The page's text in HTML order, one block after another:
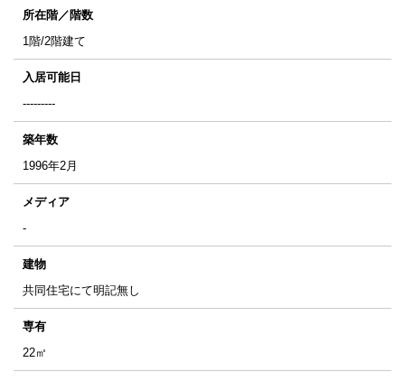
所在階／階数
1階/2階建て
入居可能日
---------
築年数
1996年2月
メディア
-
建物
共同住宅にて明記無し
専有
22㎡